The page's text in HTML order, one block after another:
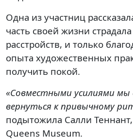
Одна из участниц
часть своей жизни
расстройств, и только
опыта художественных
получить покой.
«Совместными усилиями
вернуться к привычному
подытожила Салли
Queens Museum.